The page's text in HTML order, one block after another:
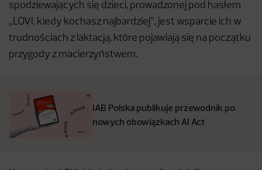
spodziewających się dzieci, prowadzonej pod hasłem
„LOVI, kiedy kochasz najbardziej”, jest wsparcie ich w
trudnościach z laktacją, które pojawiają się na początku
przygody z macierzyństwem.
IAB Polska publikuje przewodnik po
nowych obowiązkach AI Act